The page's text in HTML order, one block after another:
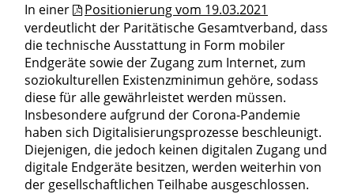
In einer
Positionierung vom 19.03.2021
verdeutlicht der Paritätische Gesamtverband, dass
die technische Ausstattung in Form mobiler
Endgeräte sowie der Zugang zum Internet, zum
soziokulturellen Existenzminimun gehöre, sodass
diese für alle gewährleistet werden müssen.
Insbesondere aufgrund der Corona-Pandemie
haben sich Digitalisierungsprozesse beschleunigt.
Diejenigen, die jedoch keinen digitalen Zugang und
digitale Endgeräte besitzen, werden weiterhin von
der gesellschaftlichen Teilhabe ausgeschlossen.